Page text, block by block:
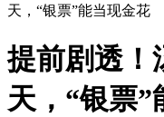
天，“银票”能当现金花
提前剧透！
天，“银票”